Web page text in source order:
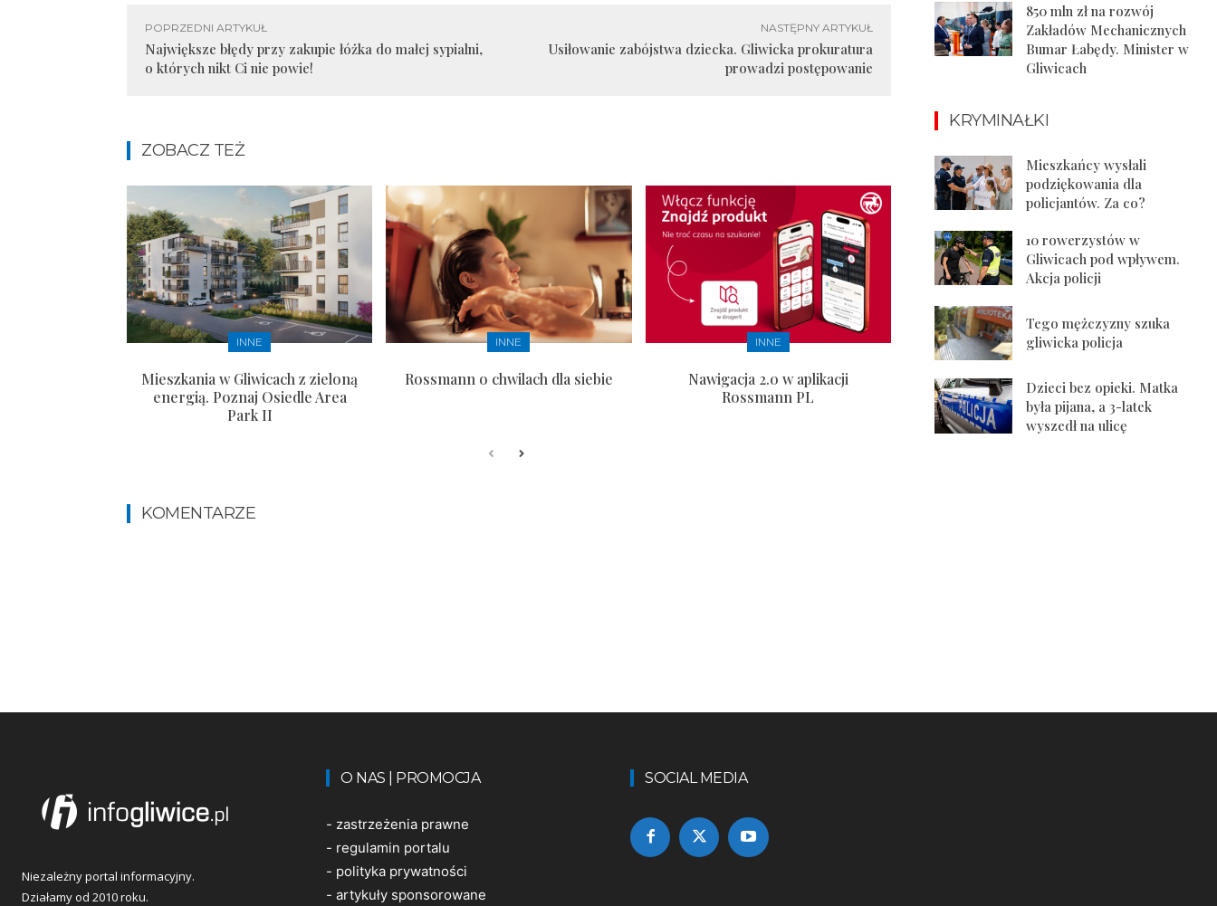
POPRZEDNI ARTYKUŁ
Największe błędy przy zakupie łóżka do małej sypialni,
o których nikt Ci nie powie!
NASTĘPNY ARTYKUŁ
Usiłowanie zabójstwa dziecka. Gliwicka prokuratura
prowadzi postępowanie
ZOBACZ TEŻ
INNE
Mieszkania w Gliwicach z zieloną
energią. Poznaj Osiedle Area
Park II
INNE
Rossmann o chwilach dla siebie
INNE
Nawigacja 2.0 w aplikacji
Rossmann PL
KOMENTARZE
850 mln zł na rozwój
Zakładów Mechanicznych
Bumar Łabędy. Minister w
Gliwicach
KRYMINAŁKI
Mieszkańcy wysłali
podziękowania dla
policjantów. Za co?
10 rowerzystów w
Gliwicach pod wpływem.
Akcja policji
Tego mężczyzny szuka
gliwicka policja
Dzieci bez opieki. Matka
była pijana, a 3-latek
wyszedł na ulicę
Niezależny portal informacyjny.
Działamy od 2010 roku.
O NAS | PROMOCJA
- zastrzeżenia prawne
- regulamin portalu
- polityka prywatności
- artykuły sponsorowane
SOCIAL MEDIA